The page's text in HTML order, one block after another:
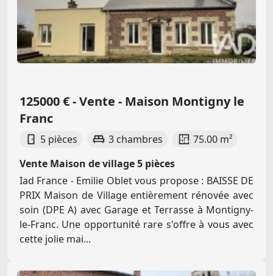
125000 € - Vente - Maison Montigny le
Franc
5 pièces 3 chambres
75.00 m²
Vente Maison de village 5 pièces
Iad France - Emilie Oblet vous propose : BAISSE DE
PRIX Maison de Village entièrement rénovée avec
soin (DPE A) avec Garage et Terrasse à Montigny-
le-Franc. Une opportunité rare s'offre à vous avec
cette jolie mai...